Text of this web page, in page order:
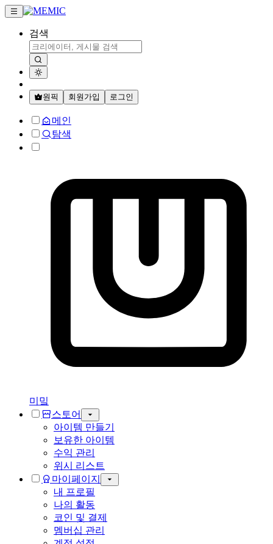
검색
원픽 회원가입 로그인
메인
탐색
미밐
스토어
아이템 만들기
보유한 아이템
수익 관리
위시 리스트
마이페이지
내 프로필
나의 활동
코인 및 결제
멤버십 관리